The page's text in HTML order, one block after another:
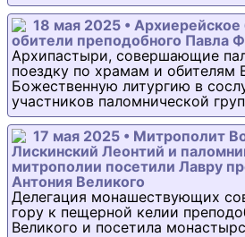
18 мая 2025 •
обители преподобного Павла
Архипастыри, совершающие
поездку по храмам и обителям
Божественную литургию в
участников паломнической
17 мая 2025 • Митрополит
Лискинский Леонтий и
митрополии посетили Лавру
Антония Великого
Делегация монашествующих
гору к пещерной келии
Великого и посетила